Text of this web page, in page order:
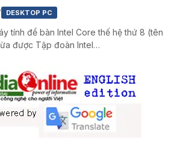
DESKTOP PC
tính để bàn Intel Core thế hệ thứ 8 (tên
được Tập đoàn Intel…